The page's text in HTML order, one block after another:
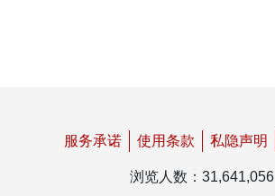
服务承诺 使用条款 私隐声明
浏览人数 ： 31,641,056